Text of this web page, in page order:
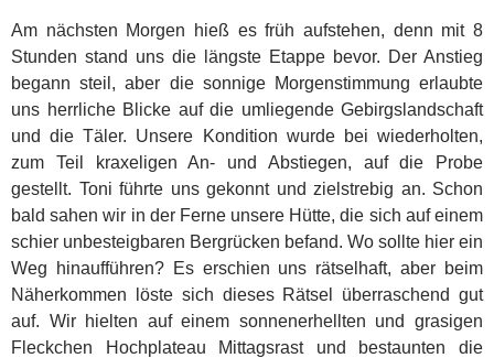
Am nächsten Morgen hieß es früh aufstehen, denn mit 8
Stunden stand uns die längste Etappe bevor. Der Anstieg
begann steil, aber die sonnige Morgenstimmung erlaubte
uns herrliche Blicke auf die umliegende Gebirgslandschaft
und die Täler. Unsere Kondition wurde bei wiederholten,
zum Teil kraxeligen An- und Abstiegen, auf die Probe
gestellt. Toni führte uns gekonnt und zielstrebig an. Schon
bald sahen wir in der Ferne unsere Hütte, die sich auf einem
schier unbesteigbaren Bergrücken befand. Wo sollte hier ein
Weg hinaufführen? Es erschien uns rätselhaft, aber beim
Näherkommen löste sich dieses Rätsel überraschend gut
auf. Wir hielten auf einem sonnenerhellten und grasigen
Fleckchen Hochplateau Mittagsrast und bestaunten die